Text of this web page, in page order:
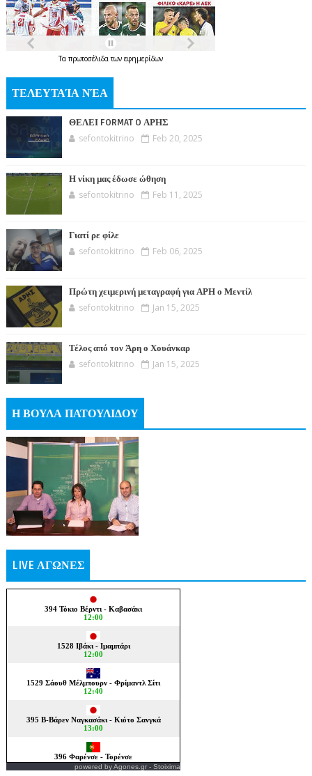
Τα πρωτοσέλιδατων εφημερίδων
ΤΕΛΕΥΤΑΊΑ ΝΈΑ
ΘΕΛΕΙ FORMAT O ΑΡΗΣ
sefontokitrino Feb 20, 2025
Η νίκη μας έδωσε ώθηση
sefontokitrino Feb 11, 2025
Γιατί ρε φίλε
sefontokitrino Feb 06, 2025
Πρώτη χειμερινή μεταγραφή για ΑΡΗ ο Μεντίλ
sefontokitrino Jan 15, 2025
Τέλος από τον Άρη ο Χουάνκαρ
sefontokitrino Jan 15, 2025
Η ΒΟΥΛΑ ΠΑΤΟΥΛΙΔΟΥ
LIVE ΑΓΩΝΕΣ
powered byAgones.gr- Stoixima